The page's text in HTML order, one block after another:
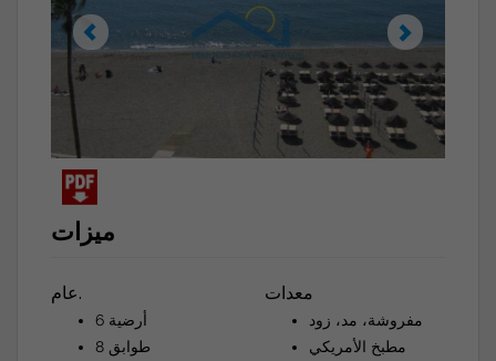
ميزات
عام.
6 أرضية
طوابق 8
معدات
مفروشة، مد، زود
مطبخ الأمريكي